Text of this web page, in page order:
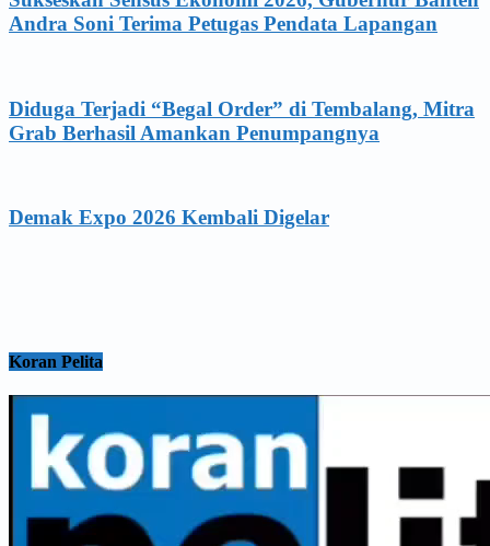
Andra Soni Terima Petugas Pendata Lapangan
Diduga Terjadi “Begal Order” di Tembalang, Mitra
Grab Berhasil Amankan Penumpangnya
Demak Expo 2026 Kembali Digelar
Koran Pelita